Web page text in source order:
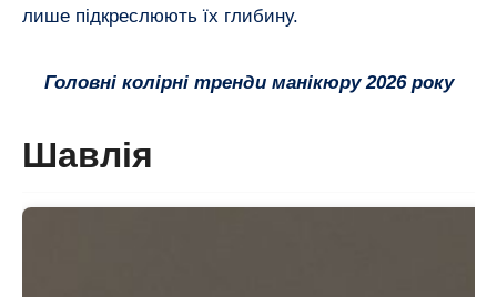
лише підкреслюють їх глибину.
Головні колірні тренди манікюру 2026 року
Шавлія